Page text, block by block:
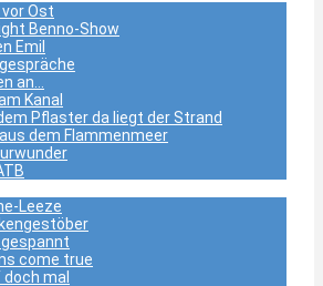
Ost
Benno-Show
Emil
an…
Kanal
Pflaster da liegt der Strand
dem Flammenmeer
Leeze
gespannt
come true
doch mal